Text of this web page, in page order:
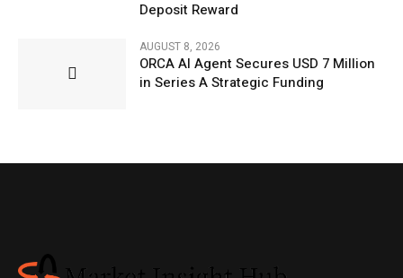
Deposit Reward
AUGUST 8, 2026
ORCA AI Agent Secures USD 7 Million
in Series A Strategic Funding